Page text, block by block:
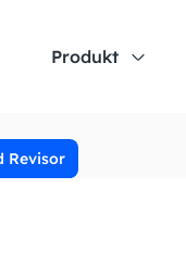
Produkt
Revisor